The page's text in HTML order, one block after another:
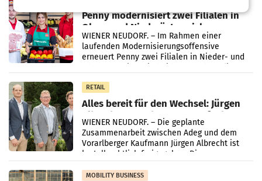
Penny modernisiert zwei Filialen in
Ober- und Niederösterreich
WIENER NEUDORF. – Im Rahmen einer
laufenden Modernisierungsoffensive
erneuert Penny zwei Filialen in Nieder- und
RETAIL
Alles bereit für den Wechsel: Jürgen
Albrecht setzt ab 1.1.2027 auf Adeg
WIENER NEUDORF. – Die geplante
Zusammenarbeit zwischen Adeg und dem
Vorarlberger Kaufmann Jürgen Albrecht ist
kartellrechtlich freigegeben: Die
Bundeswettbewerbsbehörde und der
Bundeskartellanwalt
MOBILITY BUSINESS